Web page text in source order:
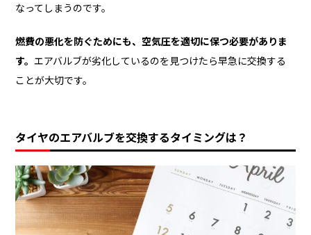
なってしまうのです。
燃費の悪化を防ぐためにも、空気圧を適切に保つ必要がありま
す。エアバルブが劣化しているのを見つけたら早急に交換する
ことが大切です。
タイヤのエアバルブを交換するタイミングは？